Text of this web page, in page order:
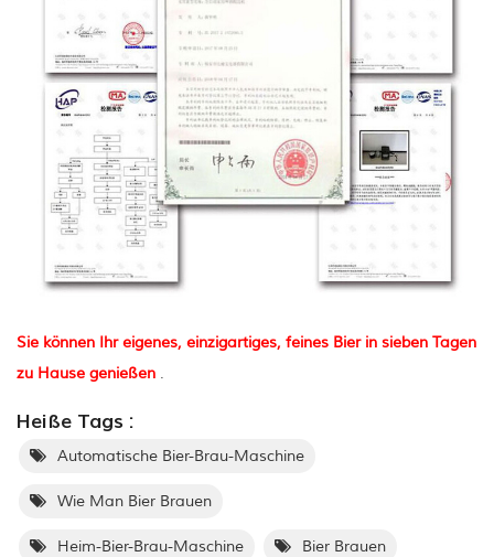
Sie können Ihr eigenes, einzigartiges, feines Bier in sieben Tagen
zu Hause genießen .
Heiße Tags :
Automatische Bier-Brau-Maschine
Wie Man Bier Brauen
Heim-Bier-Brau-Maschine Bier Brauen